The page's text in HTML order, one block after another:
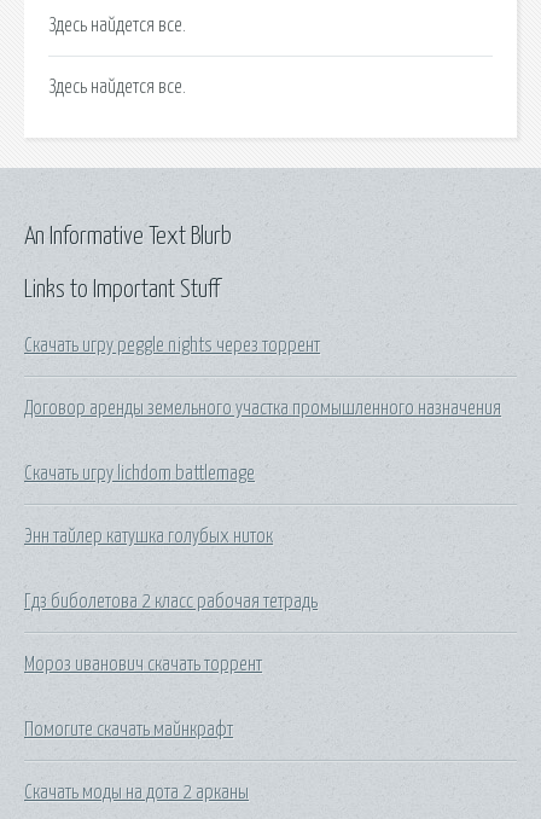
Здесь найдется все.
Здесь найдется все.
Links to Important Stuff
Скачать игру peggle nights через торрент
Договор аренды земельного участка промышленного назначения
Скачать игру lichdom battlemage
Энн тайлер катушка голубых ниток
Гдз биболетова 2 класс рабочая тетрадь
Мороз иванович скачать торрент
Помогите скачать майнкрафт
Скачать моды на дота 2 арканы
An Informative Text Blurb